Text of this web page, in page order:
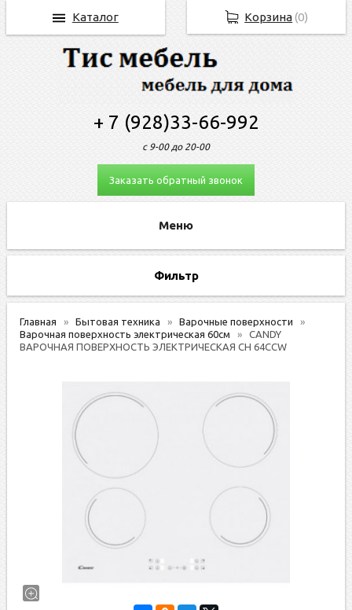
+ 7 (928)33-66-992
с 9-00 до 20-00
Заказать обратный звонок
Фильтр
Главная Бытовая техника
Варочные поверхности
Варочная поверхность электрическая 60см
CANDY
ВАРОЧНАЯ ПОВЕРХНОСТЬ ЭЛЕКТРИЧЕСКАЯ CH 64CCW
Корзина(0)
Каталог